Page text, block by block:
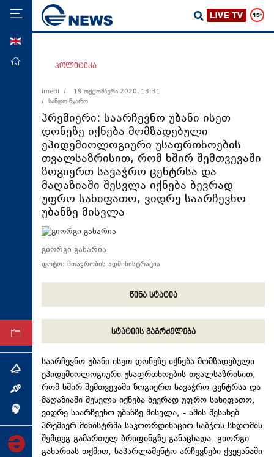
მთავარი
ეკონომიკა
მსოფლიო
ჯანდაცვა
საზოგადოება
სამართალი
თავდაცვა
სპორტი
ტექნოლოგიები
ინტერვიუ
ინქვიზიცია
პოლიტიკა
imedi /
19 ოქტომბერი 2020, 13:31
/ სანდო წყარო
პრემიერი: საარჩევნო უბანი ისეთ
დონეზე იქნება მომზადებული
ეპიდემიოლოგიური უსაფრთხოების
თვალსაზრისით, რომ ხშირ შემთვევაში
ზოგიერთ სავაჭრო ცენტრსა და
მაღაზიაში შესვლა იქნება ბევრად
უფრო სახიფათო, ვიდრე საარჩევნო
უბანზე მისვლა
გიორგი გახარია
ფოტო: მთავრობის ადმინისტრაცია
წინა სტატია
სტატიის გაგრძელება
საარჩევნო უბანი ისეთ დონეზე იქნება მომზადებული
ეპიდემიოლოგიური უსაფრთხოების თვალსაზრისით,
რომ ხშირ შემთვევაში ზოგიერთ სავაჭრო ცენტრსა და
მაღაზიაში შესვლა იქნება ბევრად უფრო სახიფათო,
ვიდრე საარჩევნო უბანზე მისვლა, - ამის შესახებ
პრემიერ-მინისტრმა საკოორდინაციო საბჭოს სხდომის
შემდეგ გამართულ ბრიფინგზე განაცხადა. გიორგი
გახარიას თქმით, საპარლამენტო არჩევნები ქვეყანაში